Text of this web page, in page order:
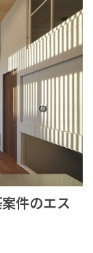
件のエス